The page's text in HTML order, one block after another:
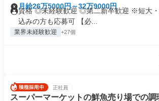
月給26万5000円～32万9000円
資格 ◎未経験歓迎 ◎第二新卒歓迎 ※短大・
込みの方も応募可 【必...
業界未経験歓迎 +27個
正社員
スーパーマーケットの鮮魚売り場での